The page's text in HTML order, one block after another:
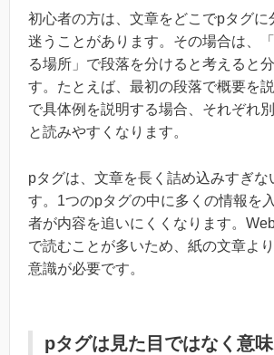
初心者の方は、文章をどこでpタグに
迷うことがあります。その場合は、
る場所」で段落を分けると考えると
す。たとえば、最初の段落で概要を
で具体例を説明する場合、それぞれ
と読みやすくなります。
pタグは、文章を長く詰め込みすぎな
す。1つのpタグの中に多くの情報を
者が内容を追いにくくなります。
で読むことが多いため、紙の文章よ
意識が必要です。
pタグは見た目ではなく意